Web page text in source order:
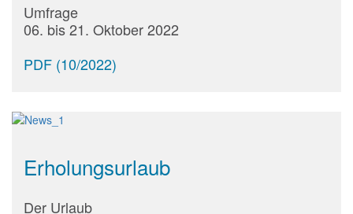
Umfrage
06. bis 21. Oktober 2022
PDF (10/2022)
Erholungsurlaub
Der Urlaub